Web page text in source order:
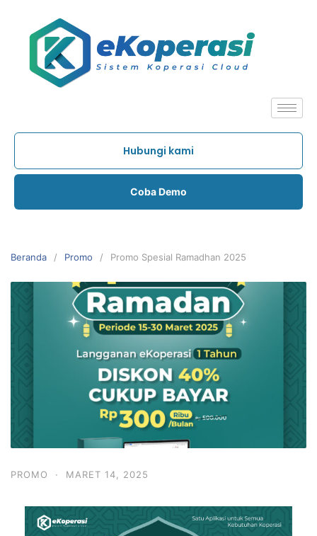
Hubungi kami
Coba Demo
Beranda Promo Promo Spesial Ramadhan 2025
PROMO · MARET 14, 2025